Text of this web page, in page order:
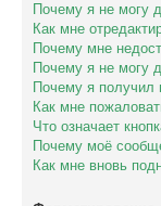
Почему я не могу
Как мне
Почему мне
Почему я не могу
Почему я получил
Как мне
Что означает
Почему моё
Как мне вновь